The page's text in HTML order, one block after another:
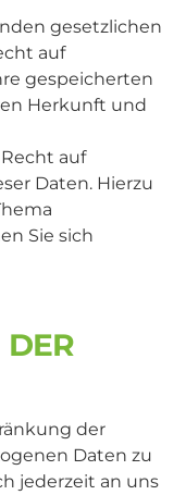
gesetzlichen
auf
gespeicherten
Herkunft und
auf
Daten. Hierzu
Sie sich
der
Daten zu
jederzeit an uns